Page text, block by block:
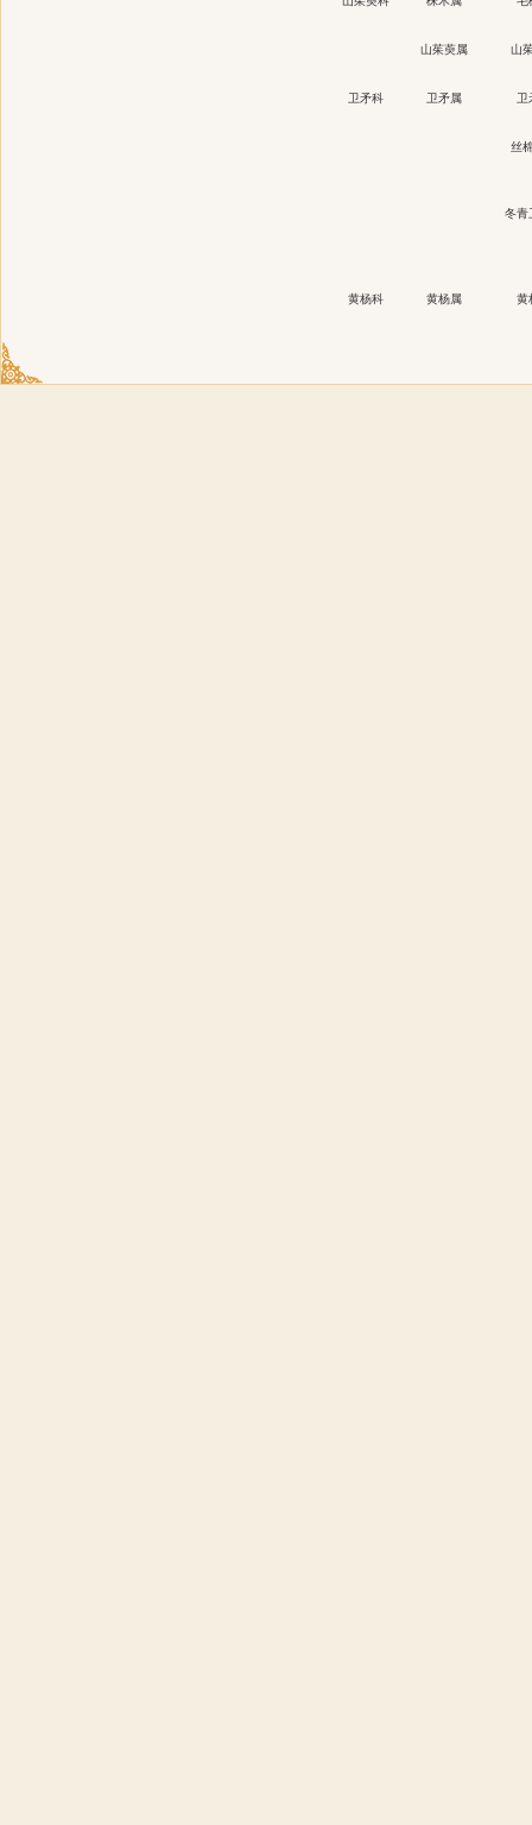
山茱萸属 山
卫矛科 卫矛属 卫
丝
冬青
黄杨科 黄杨属 黄